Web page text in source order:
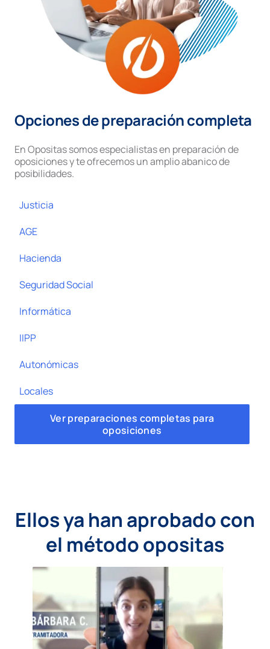
Opciones de preparación completa
En Opositas somos especialistas en preparación de
oposiciones y te ofrecemos un amplio abanico de
posibilidades.
Justicia
AGE
Hacienda
Seguridad Social
Informática
IIPP
Autonómicas
Locales
Ver preparaciones completas para
oposiciones
Ellos ya han aprobado con
el método opositas